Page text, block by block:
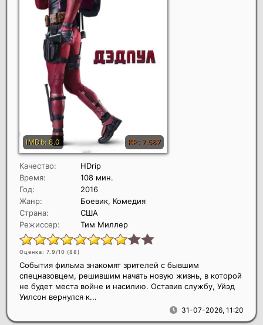
Качество:
HDrip
Время:
108 мин.
Год:
2016
Жанр:
Боевик, Комедия
Страна:
США
Режиссер:
Тим Миллер
Оценка: 7.9/10 (88)
31-07-2026, 11:20
События фильма знакомят зрителей с бывшим
спецназовцем, решившим начать новую жизнь, в которой
не будет места войне и насилию. Оставив службу, Уйэд
Уилсон вернулся к...